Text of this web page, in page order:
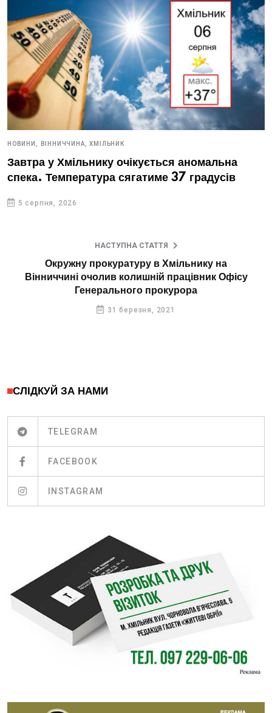
НОВИНИ, ВІННИЧЧИНА, ХМІЛЬНИК
Завтра у Хмільнику очікується аномальна
спека. Температура сягатиме 37 градусів
5 серпня, 2026
НАСТУПНА СТАТТЯ
Окружну прокуратуру в Хмільнику на
Вінниччині очолив колишній працівник Офісу
Генерального прокурора
31 березня, 2021
СЛІДКУЙ ЗА НАМИ
TELEGRAM
FACEBOOK
INSTAGRAM